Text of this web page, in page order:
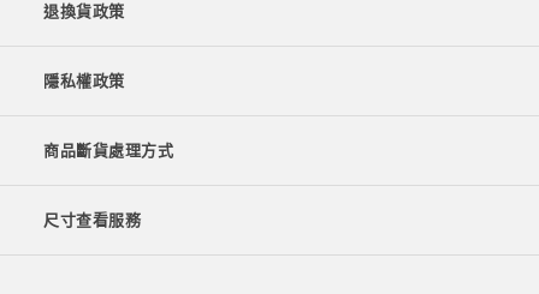
退換貨政策
隱私權政策
商品斷貨處理方式
尺寸查看服務